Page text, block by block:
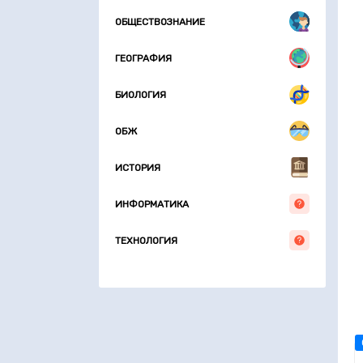
ОБЩЕСТВОЗНАНИЕ
ГЕОГРАФИЯ
БИОЛОГИЯ
ОБЖ
ИСТОРИЯ
ИНФОРМАТИКА
ТЕХНОЛОГИЯ